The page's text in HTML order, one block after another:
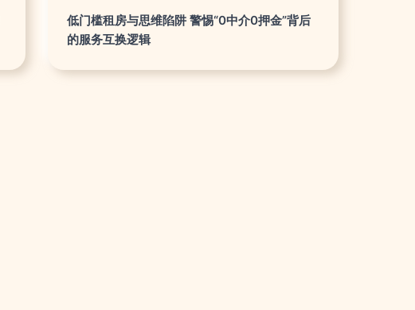
低门槛租房与思维陷阱 警惕“0中介0押金”背后
的服务互换逻辑